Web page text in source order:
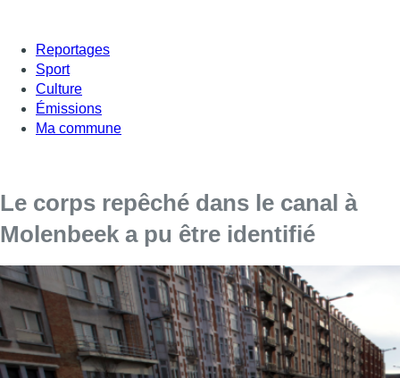
Reportages
Sport
Culture
Émissions
Ma commune
Le corps repêché dans le canal à
Molenbeek a pu être identifié